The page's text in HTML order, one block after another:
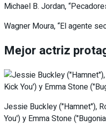
Michael B. Jordan,
Wagner Moura, “El agente
Mejor actriz
Jessie Buckley ("Hamnet"),
You') y Emma Stone